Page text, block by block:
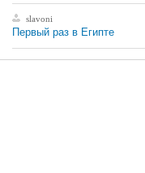
slavoni
Первый раз в Египте